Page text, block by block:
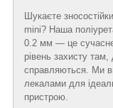
Шукаєте
mini? Наша
0.2 мм — це сучасне
рівень захисту там,
справляються. Ми
лекалами для
пристрою.